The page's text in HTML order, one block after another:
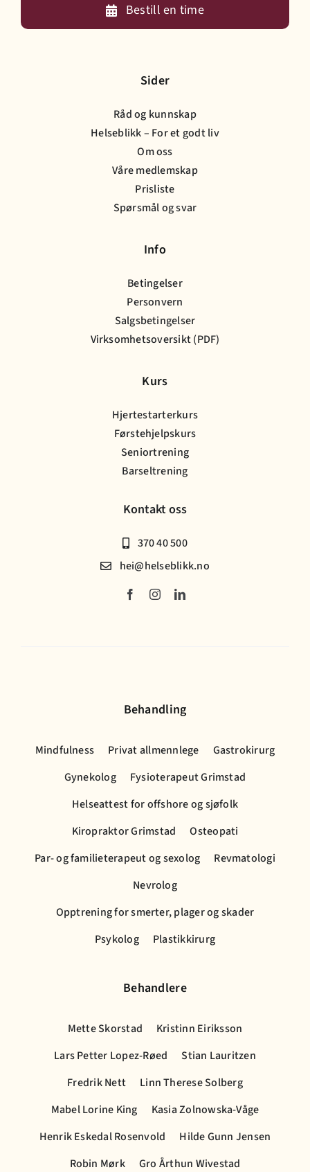
Bestill en time
Sider
Råd og kunnskap
Helseblikk – For et godt liv
Om oss
Våre medlemskap
Prisliste
Spørsmål og svar
Info
Betingelser
Personvern
Salgsbetingelser
Virksomhetsoversikt (PDF)
Kurs
Hjertestarterkurs
Førstehjelpskurs
Seniortrening
Barseltrening
Kontakt oss
370 40 500
hei@helseblikk.no
Behandling
Mindfulness Privat allmennlege
Gastrokirurg
Gynekolog
Fysioterapeut Grimstad
Helseattest for offshore og sjøfolk
Kiropraktor Grimstad
Osteopati
Par- og familieterapeut og sexolog
Revmatologi
Nevrolog
Opptrening for smerter, plager og skader
Psykolog
Plastikkirurg
Behandlere
Mette Skorstad
Kristinn Eiriksson
Lars Petter Lopez-Røed
Stian Lauritzen
Fredrik Nett
Linn Therese Solberg
Mabel Lorine King
Kasia Zolnowska-Våge
Henrik Eskedal Rosenvold
Hilde Gunn Jensen
Robin Mørk
Gro Årthun Wivestad